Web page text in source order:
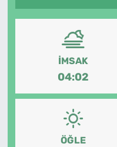
İMSAK
04:02
ÖĞLE
TV REHBERİ